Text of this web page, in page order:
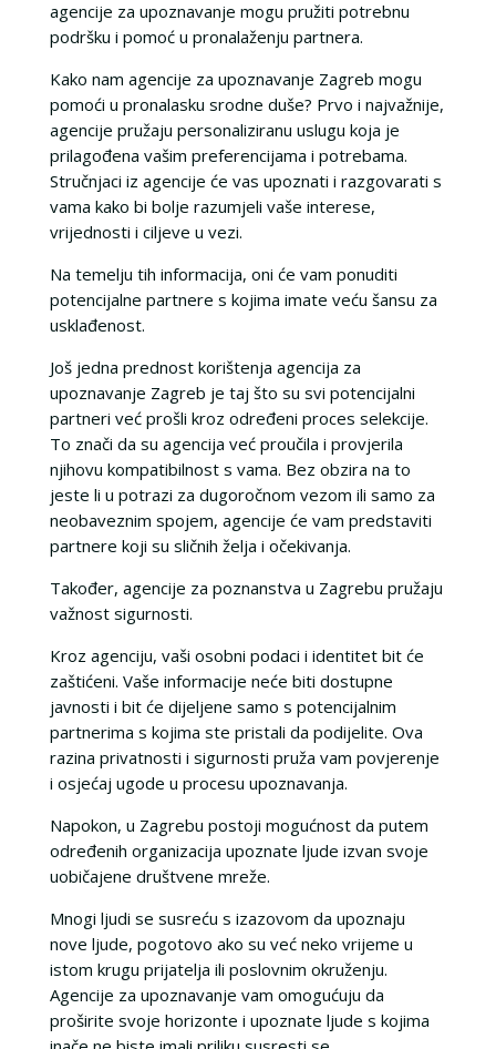
agencije za upoznavanje mogu pružiti potrebnu
podršku i pomoć u pronalaženju partnera.
Kako nam agencije za upoznavanje Zagreb mogu
pomoći u pronalasku srodne duše? Prvo i najvažnije,
agencije pružaju personaliziranu uslugu koja je
prilagođena vašim preferencijama i potrebama.
Stručnjaci iz agencije će vas upoznati i razgovarati s
vama kako bi bolje razumjeli vaše interese,
vrijednosti i ciljeve u vezi.
Na temelju tih informacija, oni će vam ponuditi
potencijalne partnere s kojima imate veću šansu za
usklađenost.
Još jedna prednost korištenja agencija za
upoznavanje Zagreb je taj što su svi potencijalni
partneri već prošli kroz određeni proces selekcije.
To znači da su agencija već proučila i provjerila
njihovu kompatibilnost s vama. Bez obzira na to
jeste li u potrazi za dugoročnom vezom ili samo za
neobaveznim spojem, agencije će vam predstaviti
partnere koji su sličnih želja i očekivanja.
Također, agencije za poznanstva u Zagrebu pružaju
važnost sigurnosti.
Kroz agenciju, vaši osobni podaci i identitet bit će
zaštićeni. Vaše informacije neće biti dostupne
javnosti i bit će dijeljene samo s potencijalnim
partnerima s kojima ste pristali da podijelite. Ova
razina privatnosti i sigurnosti pruža vam povjerenje
i osjećaj ugode u procesu upoznavanja.
Napokon, u Zagrebu postoji mogućnost da putem
određenih organizacija upoznate ljude izvan svoje
uobičajene društvene mreže.
Mnogi ljudi se susreću s izazovom da upoznaju
nove ljude, pogotovo ako su već neko vrijeme u
istom krugu prijatelja ili poslovnim okruženju.
Agencije za upoznavanje vam omogućuju da
proširite svoje horizonte i upoznate ljude s kojima